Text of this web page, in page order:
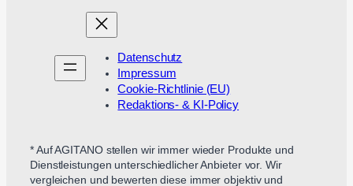
Datenschutz
Impressum
Cookie-Richtlinie (EU)
Redaktions- & KI-Policy
* Auf AGITANO stellen wir immer wieder Produkte und
Dienstleistungen unterschiedlicher Anbieter vor. Wir
vergleichen und bewerten diese immer objektiv und